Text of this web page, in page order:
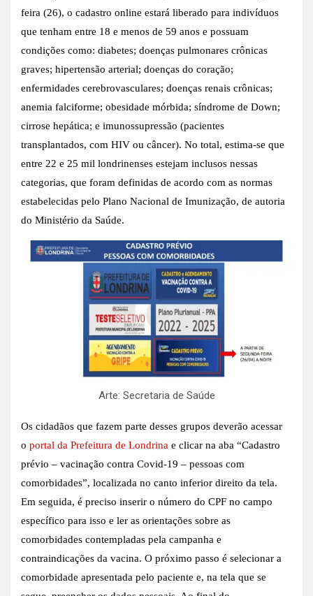
feira (26), o cadastro online estará liberado para indivíduos
que tenham entre 18 e menos de 59 anos e possuam
condições como: diabetes; doenças pulmonares crônicas
graves; hipertensão arterial; doenças do coração;
enfermidades cerebrovasculares; doenças renais crônicas;
anemia falciforme; obesidade mórbida; síndrome de Down;
cirrose hepática; e imunossupressão (pacientes
transplantados, com HIV ou câncer). No total, estima-se que
entre 22 e 25 mil londrinenses estejam inclusos nessas
categorias, que foram definidas de acordo com as normas
estabelecidas pelo Plano Nacional de Imunização, de autoria
do Ministério da Saúde.
Arte: Secretaria de Saúde
Os cidadãos que fazem parte desses grupos deverão acessar
o portal da Prefeitura de Londrina e clicar na aba “Cadastro
prévio – vacinação contra Covid-19 – pessoas com
comorbidades”, localizada no canto inferior direito da tela.
Em seguida, é preciso inserir o número do CPF no campo
específico para isso e ler as orientações sobre as
comorbidades contempladas pela campanha e
contraindicações da vacina. O próximo passo é selecionar a
comorbidade apresentada pelo paciente e, na tela que se